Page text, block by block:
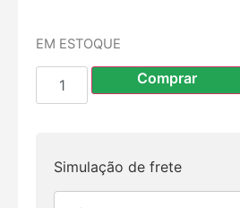
EM ESTOQUE
Comprar
Simulação de frete